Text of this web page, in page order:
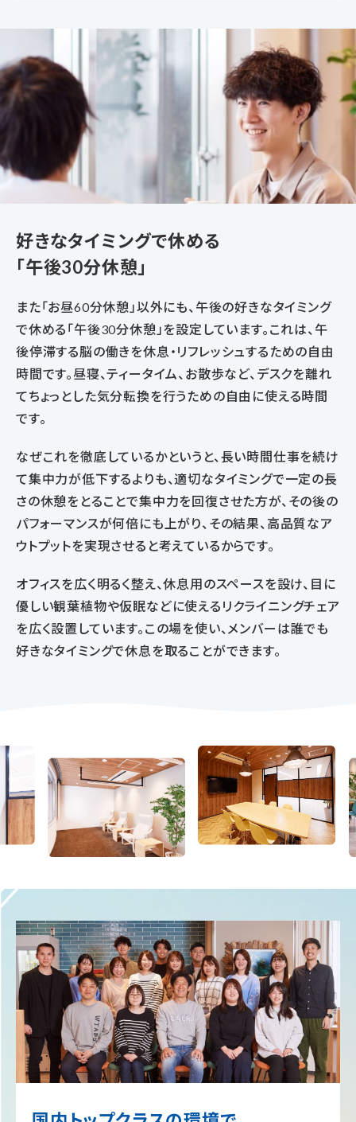
好きなタイミングで休める
「午後30分休憩」
また「お昼60分休憩」以外にも、午後の好きなタイミング
で休める「午後30分休憩」を設定しています。これは、午
後停滞する脳の働きを休息・リフレッシュするための自由
時間です。昼寝、ティータイム、お散歩など、デスクを離れ
てちょっとした気分転換を行うための自由に使える時間
です。
なぜこれを徹底しているかというと、長い時間仕事を続け
て集中力が低下するよりも、適切なタイミングで一定の長
さの休憩をとることで集中力を回復させた方が、その後の
パフォーマンスが何倍にも上がり、その結果、高品質なア
ウトプットを実現させると考えているからです。
オフィスを広く明るく整え、休息用のスペースを設け、目に
優しい観葉植物や仮眠などに使えるリクライニングチェア
を広く設置しています。この場を使い、メンバーは誰でも
好きなタイミングで休息を取ることができます。